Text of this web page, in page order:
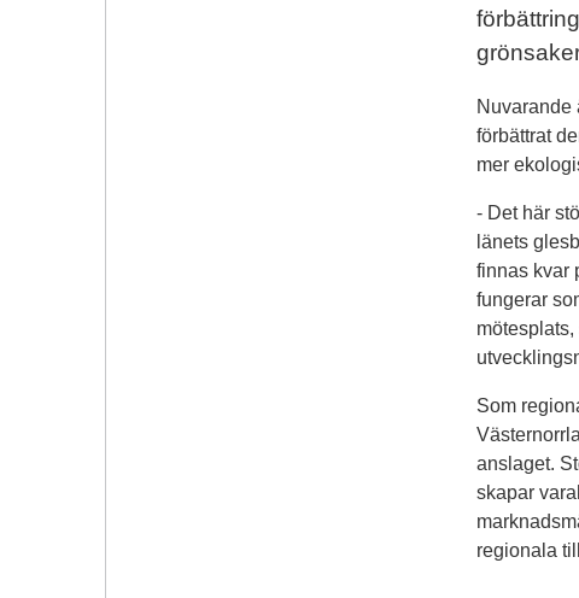
Nuvarande
förbättrat
mer
- Det här
länets
finnas kvar
fungerar
Som
anslaget.
skapar
regionala